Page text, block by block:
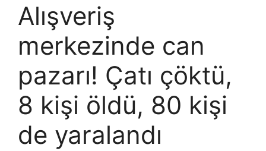
Alışveriş
merkezinde can
pazarı! Çatı çöktü,
8 kişi öldü, 80 kişi
de yaralandı